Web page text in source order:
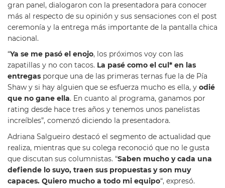
gran panel, dialogaron con la presentadora para conocer
más al respecto de su opinión y sus sensaciones con el post
ceremonía y la entrega más importante de la pantalla chica
nacional.
“Ya se me pasó el enojo, los próximos voy con las
zapatillas y no con tacos. La pasé como el cul* en las
entregas porque una de las primeras ternas fue la de Pía
Shaw y si hay alguien que se esfuerza mucho es ella, y odié
que no gane ella. En cuanto al programa, ganamos por
rating desde hace tres años y tenemos unos panelistas
increíbles”, comenzó diciendo la presentadora.
Adriana Salgueiro destacó el segmento de actualidad que
realiza, mientras que su colega reconoció que no le gusta
que discutan sus columnistas. “Saben mucho y cada una
defiende lo suyo, traen sus propuestas y son muy
capaces. Quiero mucho a todo mi equipo“, expresó.